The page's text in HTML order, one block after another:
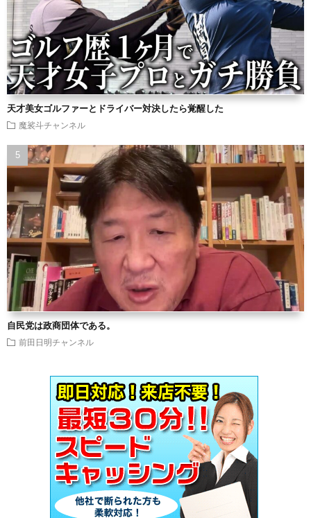
天才美女ゴルファーとドライバー対決したら覚醒した
魔裟斗チャンネル
自民党は政商団体である。
前田日明チャンネル